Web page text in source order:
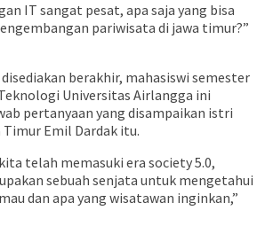
IT sangat pesat, apa saja yang bisa
pariwisata di jawa timur?”
berakhir, mahasiswi semester
Universitas Airlangga ini
pertanyaan yang disampaikan istri
Emil Dardak itu.
telah memasuki era society 5.0,
sebuah senjata untuk mengetahui
dan apa yang wisatawan inginkan,”